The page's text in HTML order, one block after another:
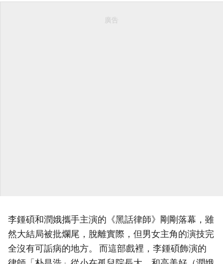
廣告
李鍾碩和潤娥攜手主演的《黑話律師》剛剛落幕，雖
然大結局被批爛尾，脫離實際，但男女主角的演技完
全沒有可詬病的地方。 而這部戲裡，李鍾碩飾演的